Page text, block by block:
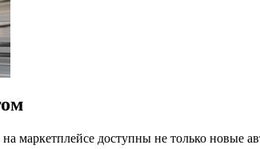
маркетплейсе доступны не только новые